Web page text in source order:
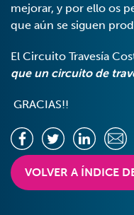
mejorar, y por ello os
que aún se siguen
El Circuito Travesía
que un circuito de
GRACIAS!!
VOLVER A ÍNDICE